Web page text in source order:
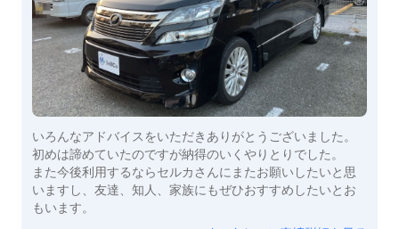
いろんなアドバイスをいただきありがとうございました。
初めは諦めていたのですが納得のいくやりとりでした。
また今後利用するならセルカさんにまたお願いしたいと思
いますし、友達、知人、家族にもぜひおすすめしたいとお
もいます。